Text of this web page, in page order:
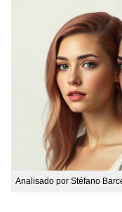
Analisado por Stéfano